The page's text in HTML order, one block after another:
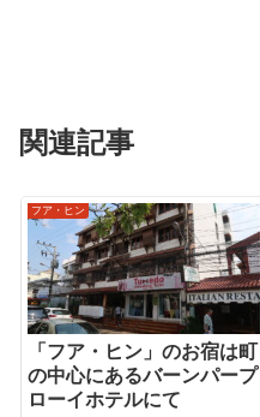
関連記事
フア・ヒン
「フア・ヒン」のお宿は町
の中心にあるバーンパープ
ローイホテルにて